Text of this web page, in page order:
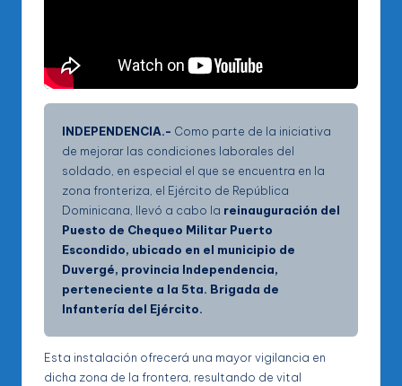
INDEPENDENCIA.- Como parte de la iniciativa
de mejorar las condiciones laborales del
soldado, en especial el que se encuentra en la
zona fronteriza, el Ejército de República
Dominicana, llevó a cabo la reinauguración del
Puesto de Chequeo Militar Puerto
Escondido, ubicado en el municipio de
Duvergé, provincia Independencia,
perteneciente a la 5ta. Brigada de
Infantería del Ejército.
Esta instalación ofrecerá una mayor vigilancia en
dicha zona de la frontera, resultando de vital